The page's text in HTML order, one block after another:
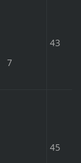
7
43
45